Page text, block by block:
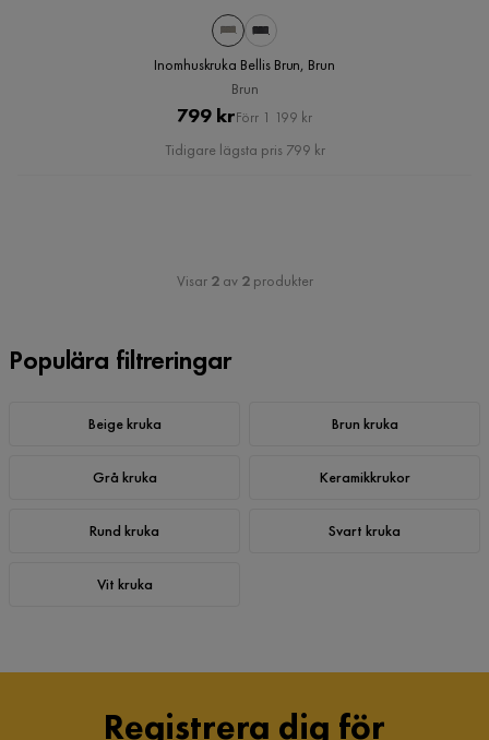
Inomhuskruka Bellis Brun, Brun
Brun
Pris
799 kr Original
Pris
Förr 1 199 kr
Tidigare lägsta pris 799 kr
Visar 2av 2produkter
Populära filtreringar
Beige kruka Brun kruka
Grå kruka Keramikkrukor
Rund kruka Svart kruka
Vit kruka
Registrera dig för